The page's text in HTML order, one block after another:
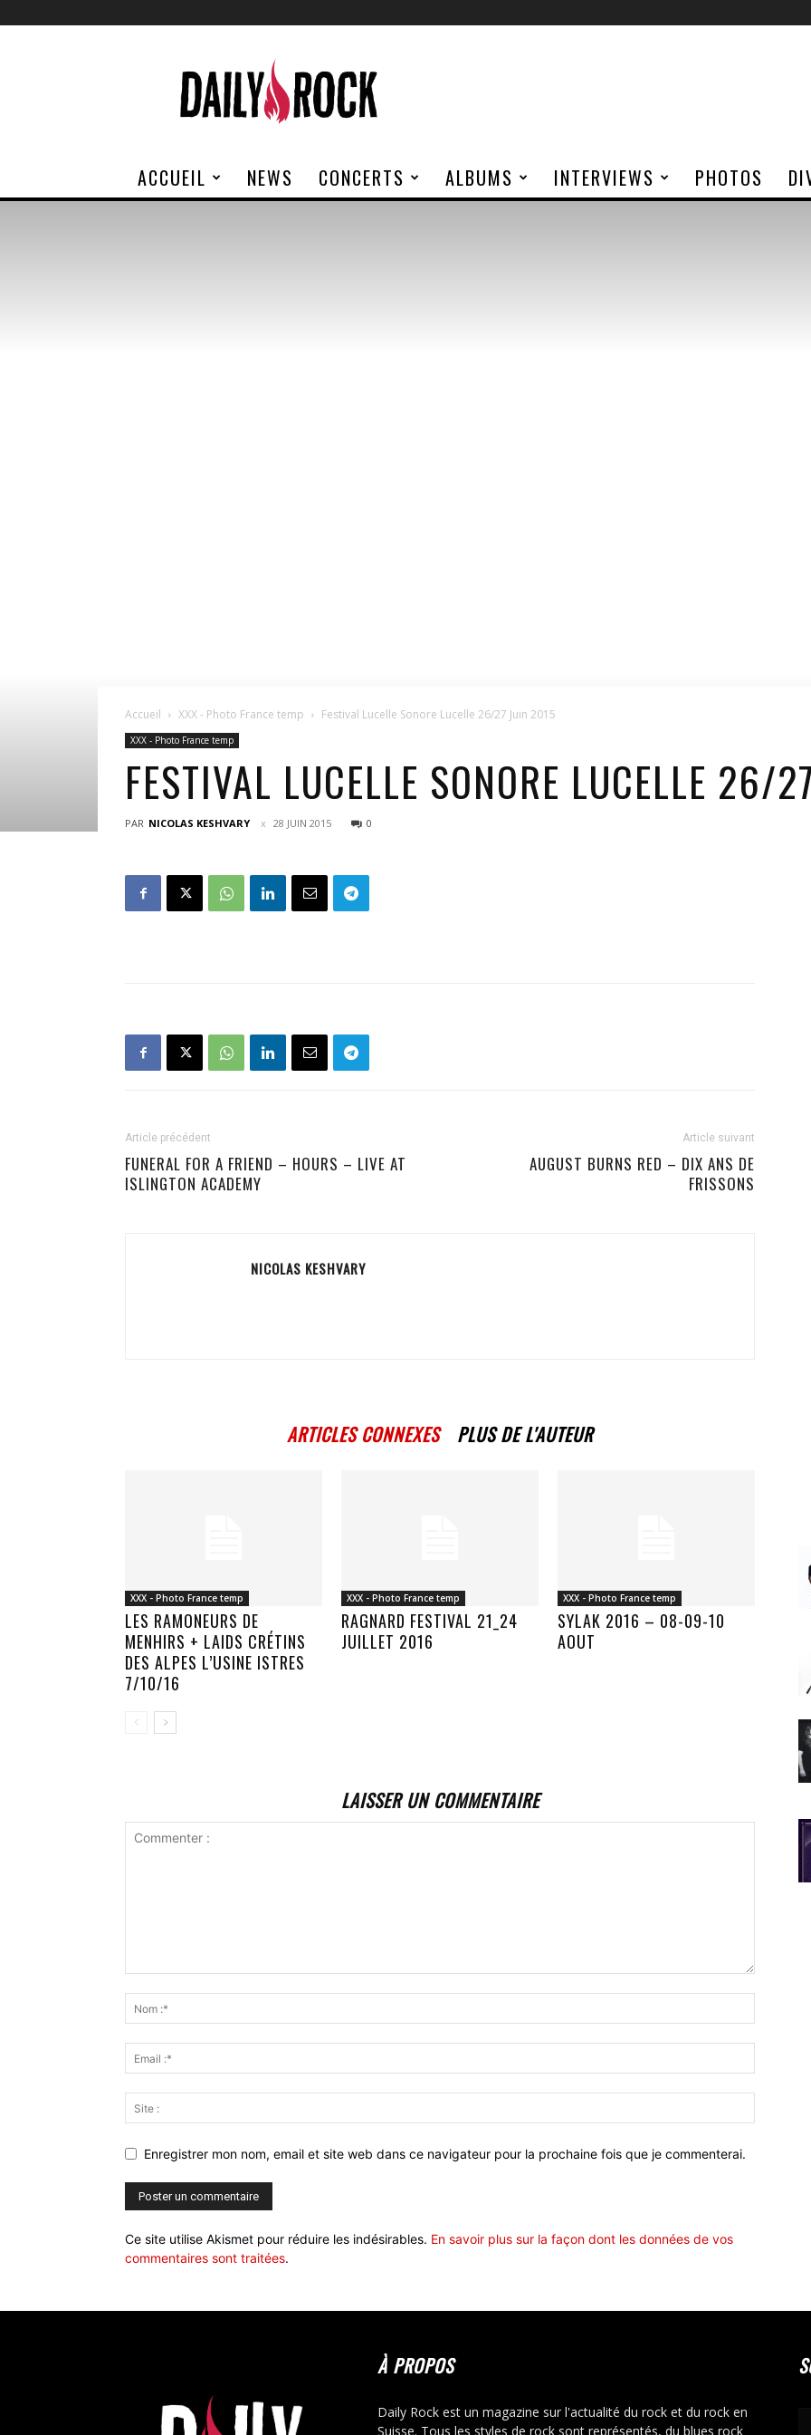
Rock
ACCUEIL NEWS CONCERTS ALBUMS INTERVIEWS PHOTOS
Accueil XXX - Photo France temp Festival Lucelle Sonore Lucelle 26/27 Juin 2015
XXX - Photo France temp
FESTIVAL LUCELLE SONORE LUCELLE 26/
PAR NICOLAS KESHVARY 28 JUIN 2015 0
Article précédent
FUNERAL FOR A FRIEND – HOURS – LIVE AT
ISLINGTON ACADEMY
Article suivant
AUGUST BURNS RED – DIX ANS DE
FRISSONS
NICOLAS KESHVARY
ARTICLES CONNEXES PLUS DE L'AUTEUR
XXX - Photo France temp
LES RAMONEURS DE
MENHIRS + LAIDS CRÉTINS
DES ALPES L’USINE ISTRES
7/10/16
XXX - Photo France temp
RAGNARD FESTIVAL 21_24
JUILLET 2016
XXX - Photo France temp
SYLAK 2016 – 08-09-10
AOUT
LAISSER UN COMMENTAIRE
Enregistrer mon nom, email et site web dans ce navigateur pour la prochaine fois que je commenterai.
Ce site utilise Akismet pour réduire les indésirables. En savoir plus sur la façon dont les données de vos
commentaires sont traitées.
À PROPOS
Daily Rock est un magazine sur l'actualité du rock et du rock en
Suisse. Tous les styles de rock sont représentés, du blues rock